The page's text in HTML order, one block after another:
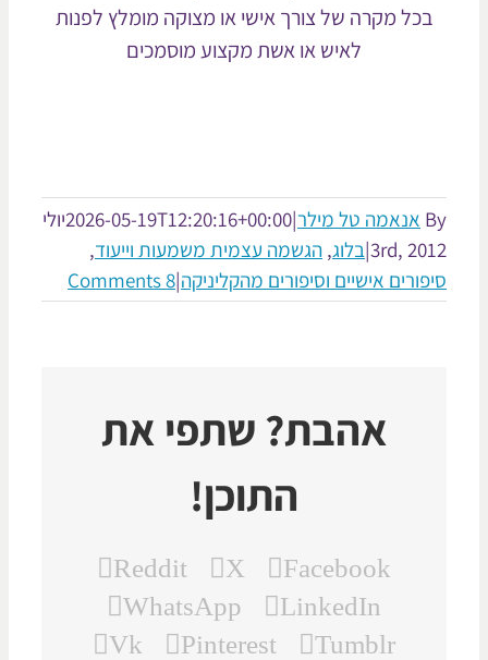
מקרה של צורך אישי או מצוקה מומלץ לפנות
לאיש או אשת מקצוע מוסמכים
אנאמה טל מילר|
2026-05-19T12:20:16+00:00יולי
3rd,
|בלוג,הגשמה עצמית משמעות וייעוד,
אישיים וסיפורים מהקליניקה|
8 Comments
אהבת? שתפי את
התוכן!
Facebook
X
Reddit
LinkedIn
WhatsApp
Tumblr
Pinterest
Vk